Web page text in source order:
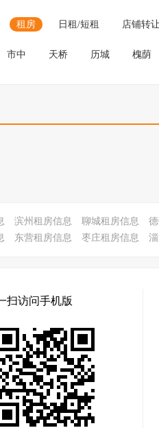
租房 日租/短租 店铺转
市中 天桥 历城 槐荫
滨州租房信息 聊城租房信息
东营租房信息 枣庄租房信息
扫访问手机版